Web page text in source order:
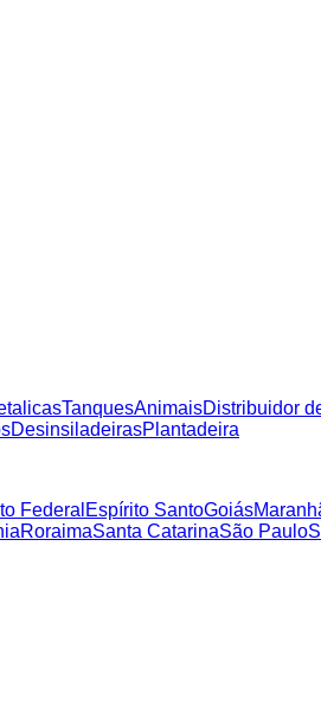
TanquesAnimaisDistribuidor
DesinsiladeirasPlantadeira
Federal Espírito SantoGoiás
RoraimaSanta CatarinaSão Paulo